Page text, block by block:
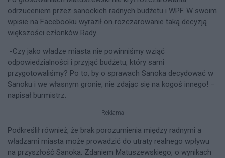
odrzuceniem przez sanockich radnych budżetu i WPF. W swoim
wpisie na Facebooku wyraził on rozczarowanie taką decyzją
większości członków Rady.
-Czy jako władze miasta nie powinniśmy wziąć
odpowiedzialności i przyjąć budżetu, który sami
przygotowaliśmy? Po to, by o sprawach Sanoka decydować w
Sanoku i we własnym gronie, nie zdając się na kogoś innego! –
napisał burmistrz.
Reklama
Podkreślił również, że brak porozumienia między radnymi a
władzami miasta może prowadzić do utraty realnego wpływu
na przyszłość Sanoka. Zdaniem Matuszewskiego, o wynikach